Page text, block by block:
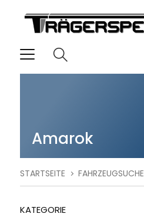
Amarok
STARTSEITE FAHRZEUGSUCHE
KATEGORIE